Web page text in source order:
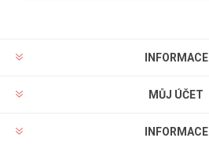
INFORMACE
MŮJ ÚČET
INFORMACE